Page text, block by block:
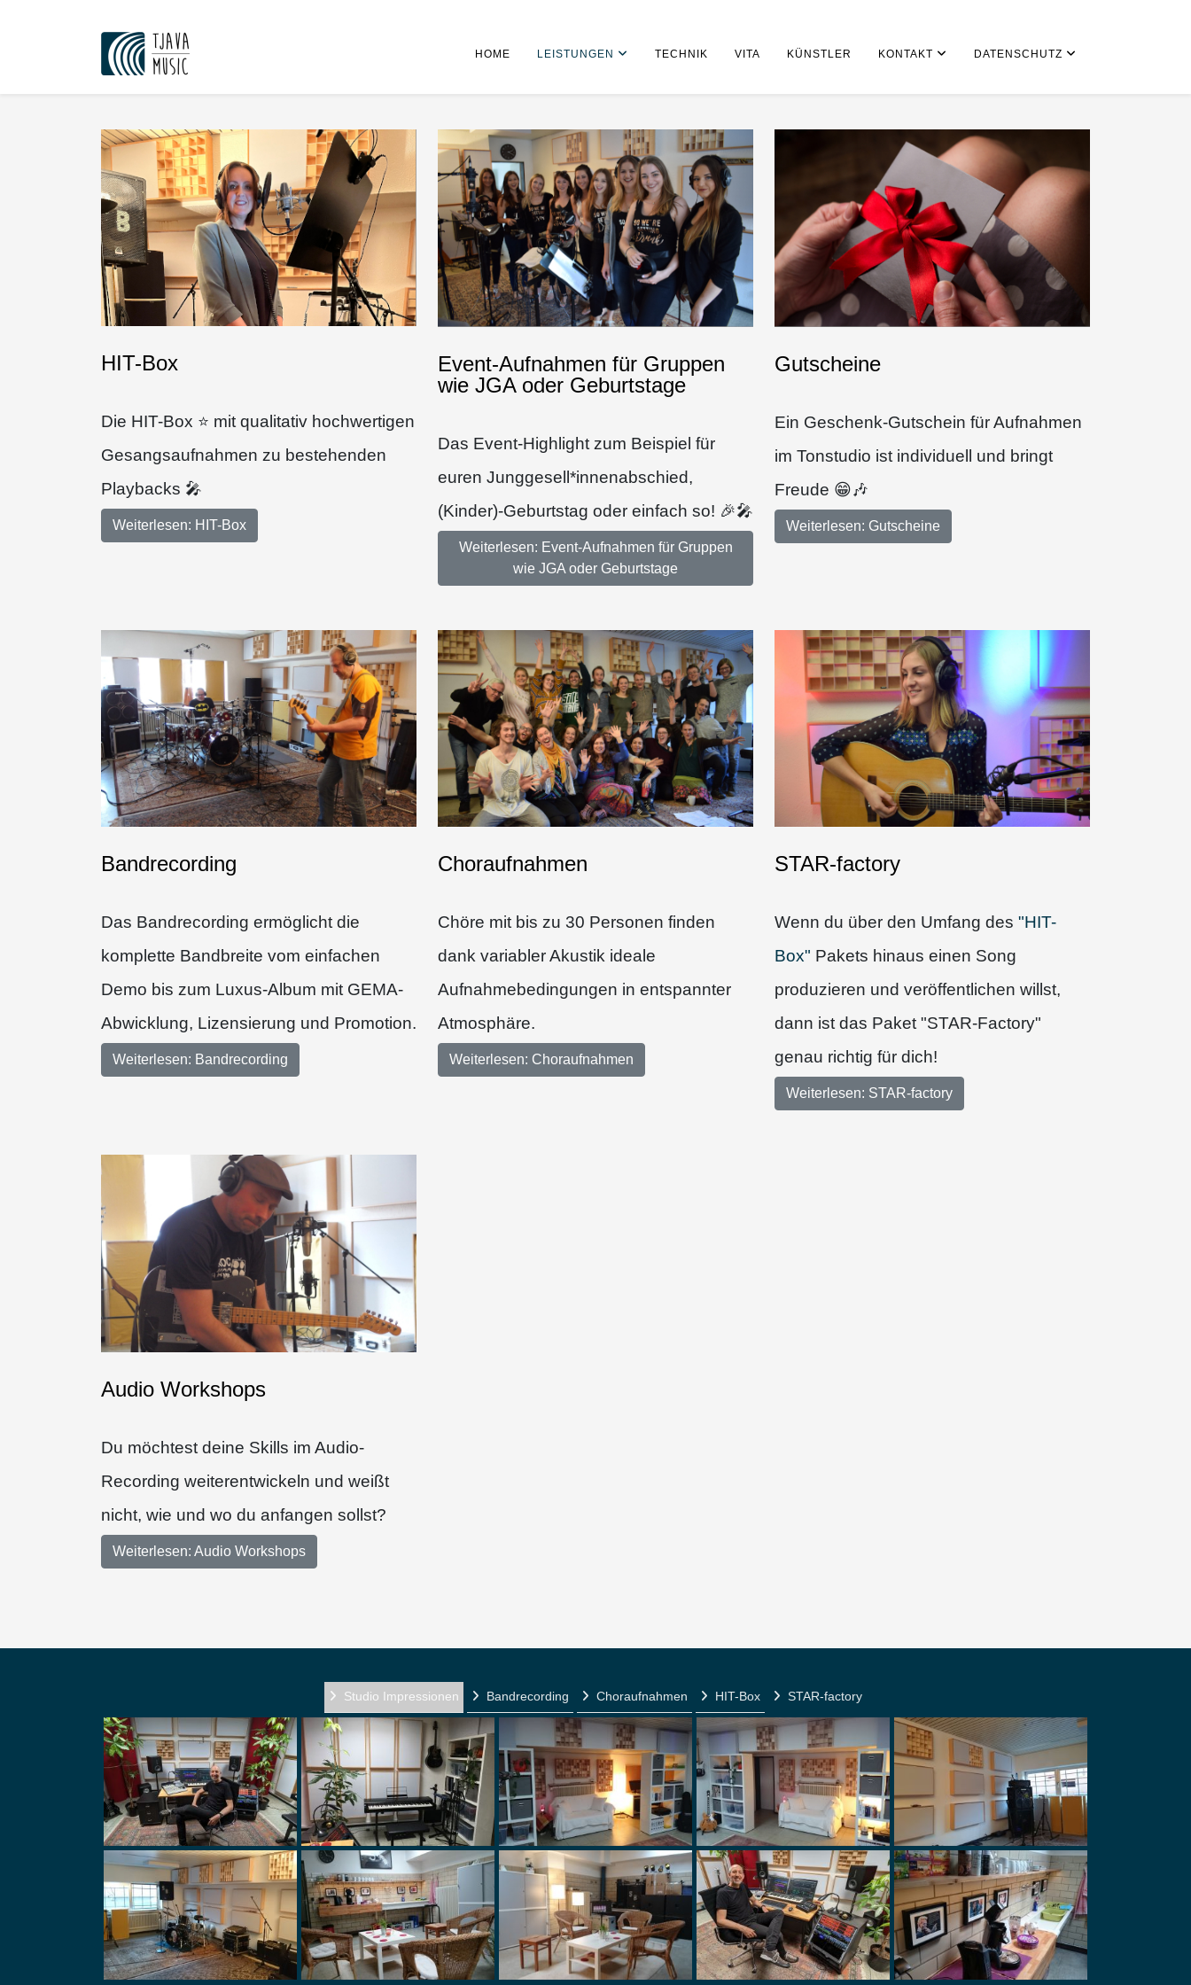
HOME LEISTUNGEN TECHNIK VITA KÜNSTLER KONTAKT DATENSCHUTZ
HIT-Box
Die HIT-Box ⭐ mit qualitativ hochwertigen
Gesangsaufnahmen zu bestehenden
Playbacks 🎤
Weiterlesen: HIT-Box
Event-Aufnahmen für Gruppen
wie JGA oder Geburtstage
Das Event-Highlight zum Beispiel für
euren Junggesell*innenabschied,
(Kinder)-Geburtstag oder einfach so! 🎉🎤
Weiterlesen: Event-Aufnahmen für Gruppen
wie JGA oder Geburtstage
Gutscheine
Ein Geschenk-Gutschein für Aufnahmen
im Tonstudio ist individuell und bringt
Freude 😁🎶
Weiterlesen: Gutscheine
Bandrecording
Das Bandrecording ermöglicht die
komplette Bandbreite vom einfachen
Demo bis zum Luxus-Album mit GEMA-
Abwicklung, Lizensierung und Promotion.
Weiterlesen: Bandrecording
Choraufnahmen
Chöre mit bis zu 30 Personen finden
dank variabler Akustik ideale
Aufnahmebedingungen in entspannter
Atmosphäre.
Weiterlesen: Choraufnahmen
STAR-factory
Wenn du über den Umfang des "HIT-
Box" Pakets hinaus einen Song
produzieren und veröffentlichen willst,
dann ist das Paket "STAR-Factory"
genau richtig für dich!
Weiterlesen: STAR-factory
Audio Workshops
Du möchtest deine Skills im Audio-
Recording weiterentwickeln und weißt
nicht, wie und wo du anfangen sollst?
Weiterlesen: Audio Workshops
Studio Impressionen Bandrecording Choraufnahmen HIT-Box STAR-factory